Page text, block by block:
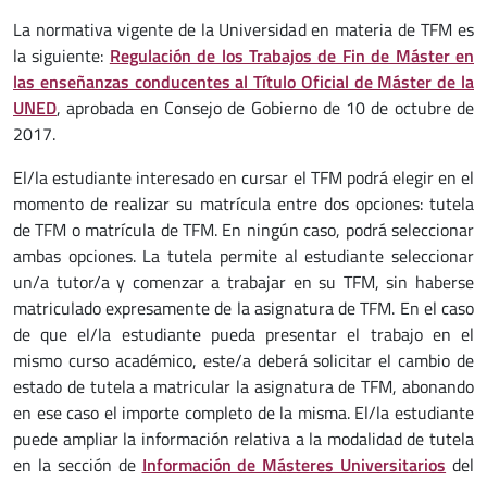
La normativa vigente de la Universidad en materia de TFM es
la siguiente: Regulación de los Trabajos de Fin de Máster en
las enseñanzas conducentes al Título Oficial de Máster de la
UNED, aprobada en Consejo de Gobierno de 10 de octubre de
2017.
El/la estudiante interesado en cursar el TFM podrá elegir en el
momento de realizar su matrícula entre dos opciones: tutela
de TFM o matrícula de TFM. En ningún caso, podrá seleccionar
ambas opciones. La tutela permite al estudiante seleccionar
un/a tutor/a y comenzar a trabajar en su TFM, sin haberse
matriculado expresamente de la asignatura de TFM. En el caso
de que el/la estudiante pueda presentar el trabajo en el
mismo curso académico, este/a deberá solicitar el cambio de
estado de tutela a matricular la asignatura de TFM, abonando
en ese caso el importe completo de la misma. El/la estudiante
puede ampliar la información relativa a la modalidad de tutela
en la sección de Información de Másteres Universitarios del